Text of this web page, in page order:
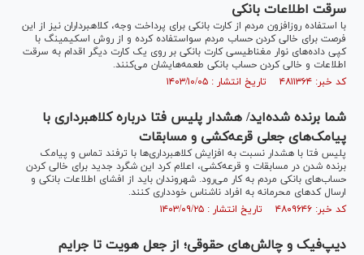
سرقت اطلاعات بانکی
با استفاده روزافزون مردم از کارت بانکی برای پرداخت وجه، کلاهبرداران نیز از این
فرصت برای خالی کردن حساب مردم سواستفاده کرده و از روش اسکیمینگ با
کپی داده‌های نوار مغناطیسی کارت بانکی بر روی یک کارت دیگر اقدام به سرقت
اطلاعات و خالی کردن حساب بانکی طعمه‌هایشان می‌کنند.
کد خبر: ۴۸۱۱۳۶۴ تاریخ انتشار : ۱۴۰۳/۱۰/۰۵
شما برنده شده‌اید/ هشدار پلیس فتا درباره کلاهبرداری با
پیامک‌های جعلی قرعه‌کشی و مسابقات
پلیس فتا با هشدار نسبت به افزایش کلاهبرداری‌ها با ترفند تماس و پیامک
برنده شدن در مسابقات و قرعه‌کشی، اعلام کرد این شگرد جدید برای خالی کردن
حساب‌های بانکی مردم به کار می‌رود. شهروندان باید از افشای اطلاعات بانکی و
ارسال کد‌های محرمانه به افراد ناشناس خودداری کنند.
کد خبر: ۴۸۰۹۶۴۶ تاریخ انتشار : ۱۴۰۳/۰۹/۲۵
دیپ‌فیک و چالش‌های حقوقی؛ از جعل هویت تا جرایم